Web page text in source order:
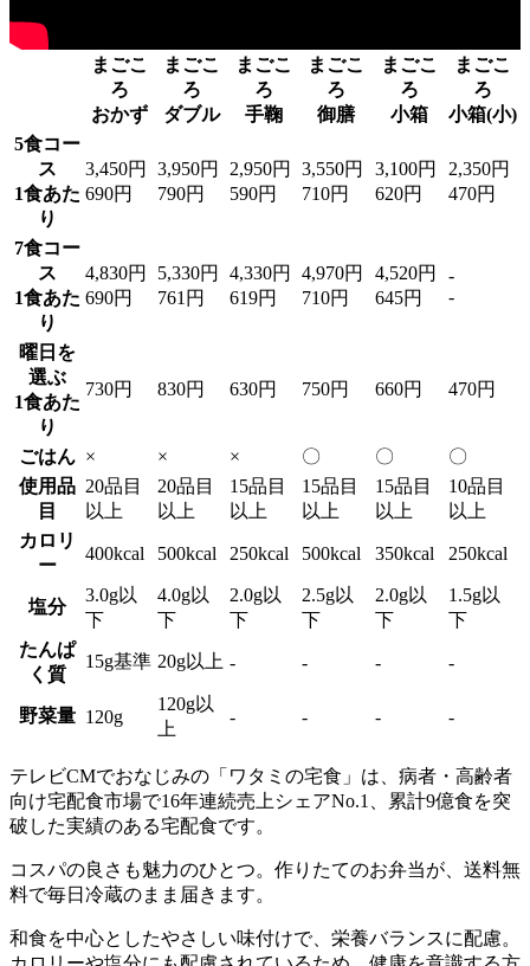
まごこ
ろ
おかず
まごこ
ろ
ダブル
まごこ
ろ
手鞠
まごこ
ろ
御膳
まごこ
ろ
小箱
まごこ
ろ
小箱(小)
5食コー
ス
1食あた
り
3,450円
690円
3,950円
790円
2,950円
590円
3,550円
710円
3,100円
620円
2,350円
470円
7食コー
ス
1食あた
り
4,830円
690円
5,330円
761円
4,330円
619円
4,970円
710円
4,520円
645円
-
-
曜日を
選ぶ
1食あた
り
730円 830円 630円 750円 660円 470円
ごはん × × × 〇 〇
〇
使用品
目
20品目
以上
20品目
以上
15品目
以上
15品目
以上
15品目
以上
10品目
以上
カロリ
ー
400kcal 500kcal 250kcal 500kcal 350kcal 250kcal
塩分
3.0g以
下
4.0g以
下
2.0g以
下
2.5g以
下
2.0g以
下
1.5g以
下
たんぱ
く質
15g基準 20g以上 - - - -
野菜量 120g
120g以
上
- - - -
テレビCMでおなじみの「ワタミの宅食」は、病者・高齢者
向け宅配食市場で16年連続売上シェアNo.1、累計9億食を突
破した実績のある宅配食です。
コスパの良さも魅力のひとつ。作りたてのお弁当が、送料無
料で毎日冷蔵のまま届きます。
和食を中心としたやさしい味付けで、栄養バランスに配慮。